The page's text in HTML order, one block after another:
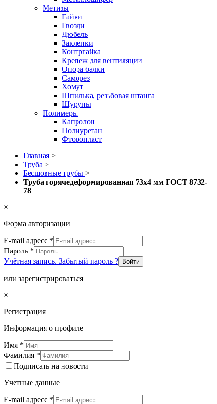
Метизы
Гайки
Гвозди
Дюбель
Заклепки
Контргайка
Крепеж для вентиляции
Опора балки
Саморез
Хомут
Шпилька, резьбовая штанга
Шурупы
Полимеры
Капролон
Полиуретан
Фторопласт
Главная >
Труба >
Бесшовные трубы >
Труба горячедеформированная 73х4 мм ГОСТ 8732-
78
×
Форма авторизации
E-mail адресс *
Пароль *
Учётная запись. Забытый пароль ?
Войти
или зарегистрироваться
×
Регистрация
Информация о профиле
Имя *
Фамилия *
Подписать на новости
Учетные данные
E-mail адресс *